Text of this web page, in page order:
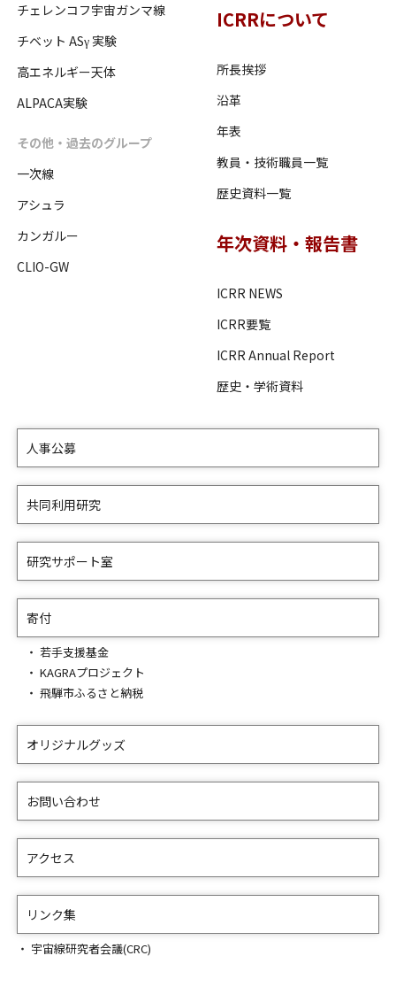
チェレンコフ宇宙ガンマ線
チベット ASγ 実験
高エネルギー天体
ALPACA実験
その他・過去のグループ
一次線
アシュラ
カンガルー
CLIO-GW
ICRRについて
所長挨拶
沿革
年表
教員・技術職員一覧
歴史資料一覧
年次資料・報告書
ICRR NEWS
ICRR要覧
ICRR Annual Report
歴史・学術資料
人事公募
共同利用研究
研究サポート室
寄付
若手支援基金
KAGRAプロジェクト
飛騨市ふるさと納税
オリジナルグッズ
お問い合わせ
アクセス
リンク集
宇宙線研究者会議(CRC)